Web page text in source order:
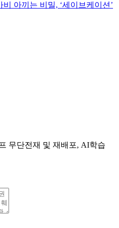
아끼는 비밀, ‘세이브케이션’
무단전재 및 재배포, AI학습